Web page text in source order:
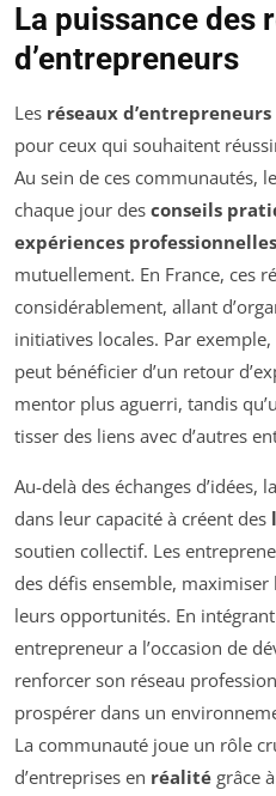
La puissance des
d’entrepreneurs
Les réseaux d’entrepreneurs
pour ceux qui souhaitent
Au sein de ces communautés,
chaque jour des conseils
expériences professionnelles
mutuellement. En France, ces
considérablement, allant
initiatives locales. Par
peut bénéficier d’un retour
mentor plus aguerri, tandis
tisser des liens avec d’autres
Au-delà des échanges d’idées,
dans leur capacité à créent des
soutien collectif. Les
des défis ensemble, maximiser
leurs opportunités. En
entrepreneur a l’occasion de
renforcer son réseau
prospérer dans un
La communauté joue un rôle
d’entreprises en réalité grâce